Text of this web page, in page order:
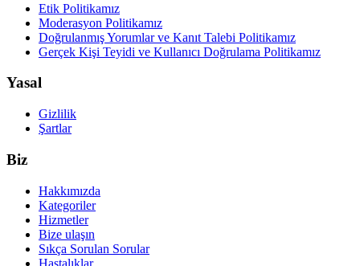
Etik Politikamız
Moderasyon Politikamız
Doğrulanmış Yorumlar ve Kanıt Talebi Politikamız
Gerçek Kişi Teyidi ve Kullanıcı Doğrulama Politikamız
Yasal
Gizlilik
Şartlar
Biz
Hakkımızda
Kategoriler
Hizmetler
Bize ulaşın
Sıkça Sorulan Sorular
Hastalıklar